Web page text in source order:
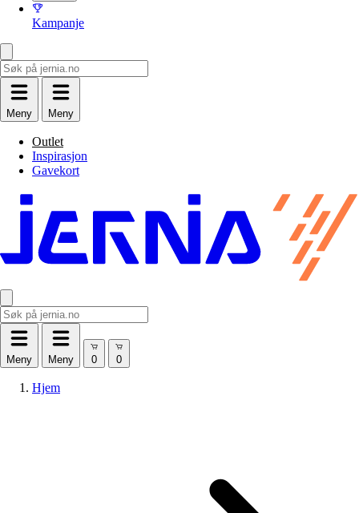
Kampanje
Meny Meny
Outlet
Inspirasjon
Gavekort
Meny Meny
Hjem